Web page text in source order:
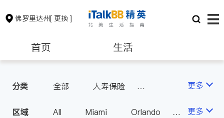
佛罗里达州[ 更换 ]
首页 生活
保险理财 房地产租售
分类 全部
人寿保险
更多
区域 All Miami
Orlando
更多